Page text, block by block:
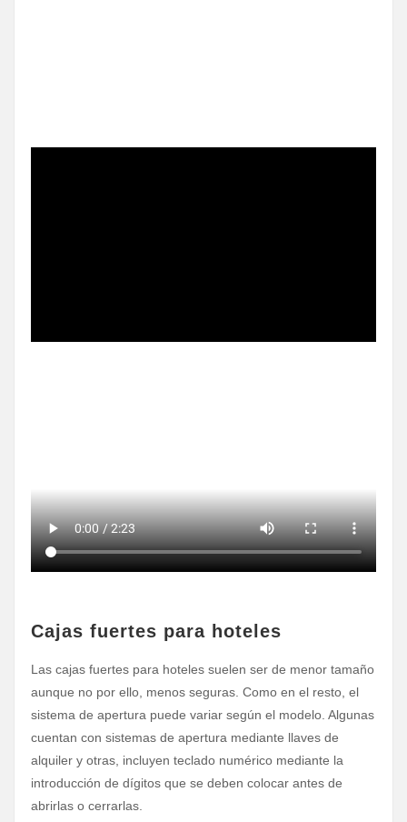
Cajas fuertes para hoteles
Las cajas fuertes para hoteles suelen ser de menor tamaño
aunque no por ello, menos seguras. Como en el resto, el
sistema de apertura puede variar según el modelo. Algunas
cuentan con sistemas de apertura mediante llaves de
alquiler y otras, incluyen teclado numérico mediante la
introducción de dígitos que se deben colocar antes de
abrirlas o cerrarlas.